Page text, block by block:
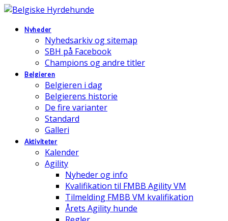
Nyheder
Nyhedsarkiv og sitemap
SBH på Facebook
Champions og andre titler
Belgieren
Belgieren i dag
Belgierens historie
De fire varianter
Standard
Galleri
Aktiviteter
Kalender
Agility
Nyheder og info
Kvalifikation til FMBB Agility VM
Tilmelding FMBB VM kvalifikation
Årets Agility hunde